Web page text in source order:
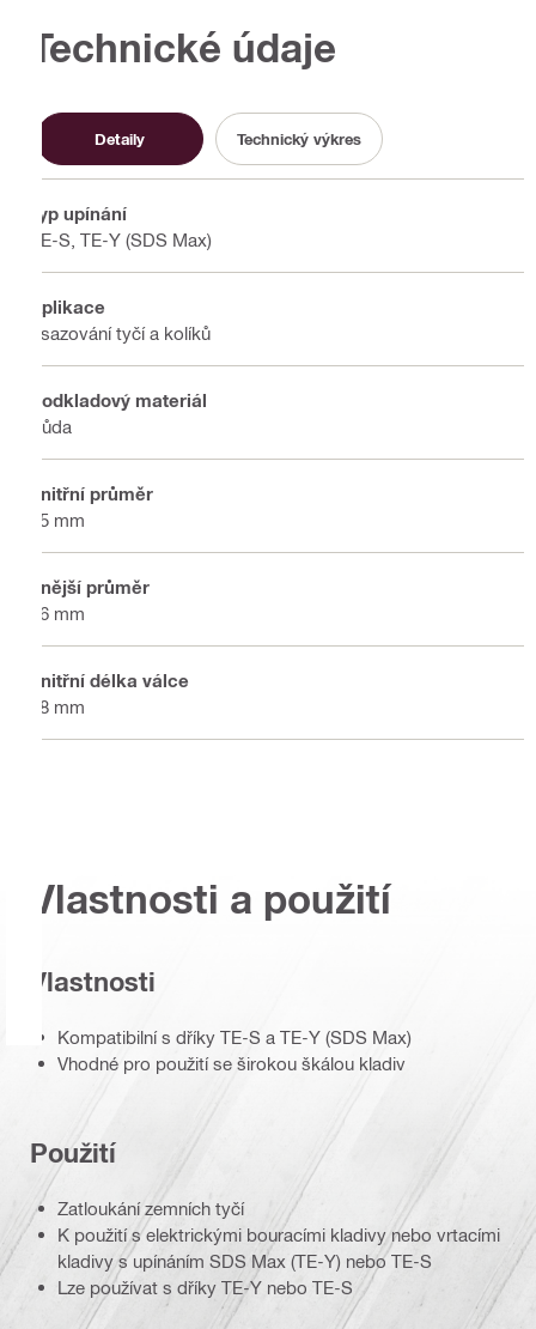
Technické údaje
Detaily Technický výkres
Typ upínání
TE-S, TE-Y (SDS Max)
Aplikace
Vsazování tyčí a kolíků
Podkladový materiál
Půda
Vnitřní průměr
25 mm
Vnější průměr
46 mm
Vnitřní délka válce
48 mm
Vlastnosti a použití
Vlastnosti
Kompatibilní s dříky TE-S a TE-Y (SDS Max)
Vhodné pro použití se širokou škálou kladiv
Použití
Zatloukání zemních tyčí
K použití s elektrickými bouracími kladivy nebo vrtacími
kladivy s upínáním SDS Max (TE-Y) nebo TE-S
Lze používat s dříky TE-Y nebo TE-S